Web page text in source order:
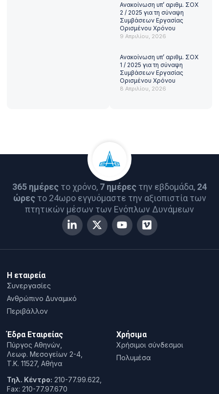
Ανακοίνωση υπ’ αριθμ. ΣΟΧ
2 / 2025 για τη σύναψη
Συμβάσεων Εργασίας
Ορισμένου Χρόνου
9 Απριλίου, 2026
Ανακοίνωση υπ’ αριθμ. ΣΟΧ
1 / 2025 για τη σύναψη
Συμβάσεων Εργασίας
Ορισμένου Χρόνου
8 Απριλίου, 2026
365 ημέρες το χρόνο, 7 ημέρες την εβδομάδα, 24
ώρεςτο 24ωρο εγγυόμαστε την αξιοπιστία των
πτητικών μέσων των Ενόπλων Δυνάμεων
Έδρα Εταιρείας
Πύργος Αθηνών,
Λεωφ. Μεσογείων 2-4,
T.K. 11527, Αθήνα
Τηλ. Κέντρο: 210-77.99.622,
Fax: 210-77.97.670
Η εταιρεία
Συνεργασίες
Ανθρώπινο Δυναμικό
Περιβάλλον
Χρήσιμα
Χρήσιμοι σύνδεσμοι
Πολυμέσα